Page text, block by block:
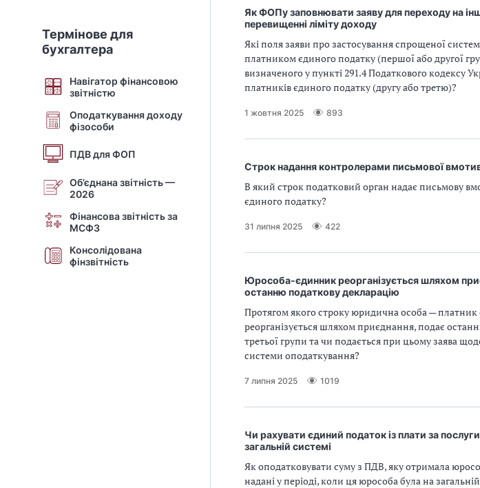
Термінове для
бухгалтера
Навігатор фінансовою
звітністю
Оподаткування доходу
фізособи
ПДВ для ФОП
Об’єднана звітність —
2026
Фінансова звітність за
МСФЗ
Консолідована
фінзвітність
Як ФОПу заповнювати заяву для переходу на
перевищенні ліміту доходу
Які поля заяви про застосування спрощеної
платником єдиного податку (першої або другої
визначеного у пункті 291.4 Податкового кодексу
платників єдиного податку (другу або третю)?
1 жовтня 2025 893
Строк надання контролерами письмової
В який строк податковий орган надає письмову
єдиного податку?
31 липня 2025 422
Юрособа-єдинник реорганізується шляхом
останню податкову декларацію
Протягом якого строку юридична особа — платник
реорганізується шляхом приєднання, подає
третьої групи та чи подається при цьому заява
системи оподаткування?
7 липня 2025 1019
Чи рахувати єдиний податок із плати за
загальній системі
Як оподатковувати суму з ПДВ, яку отримала
надані у періоді, коли ця юрособа була на